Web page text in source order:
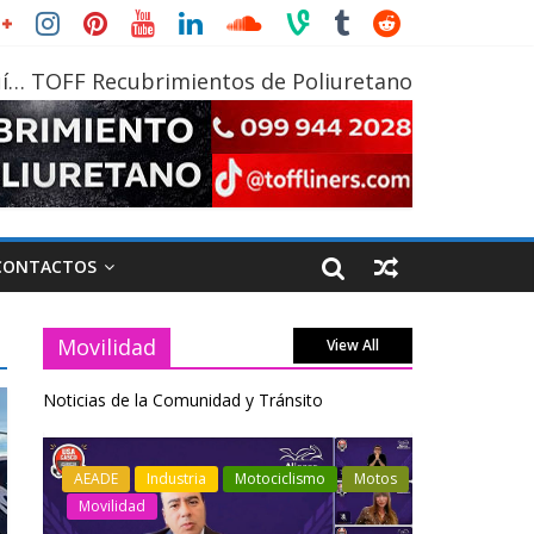
TOFF Recubrimientos de Poliuretano
Movilidad View All
Noticias de la Comunidad y Tránsito
Industria Movilidad
Transporte
Varios